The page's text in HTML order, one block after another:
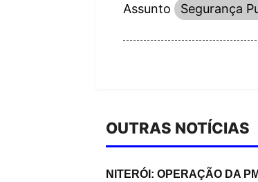
Assunto Segurança
OUTRAS NOTÍCIAS
NITERÓI: OPERAÇÃO DA